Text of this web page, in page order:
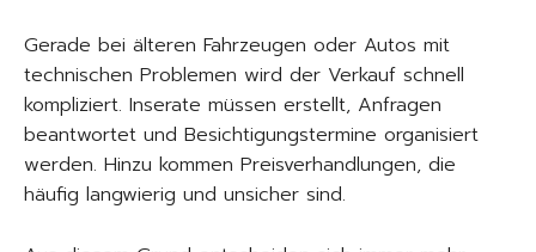
Gerade bei älteren Fahrzeugen oder Autos mit
technischen Problemen wird der Verkauf schnell
kompliziert. Inserate müssen erstellt, Anfragen
beantwortet und Besichtigungstermine organisiert
werden. Hinzu kommen Preisverhandlungen, die
häufig langwierig und unsicher sind.